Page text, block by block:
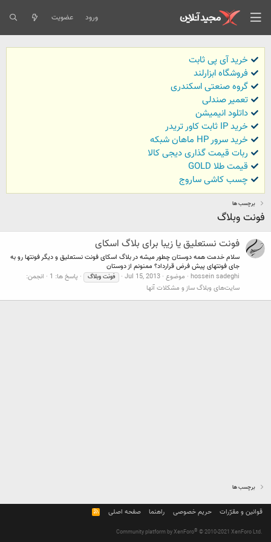
ورود عضویت
خرید آی پی ثابت
فروشگاه ابزارلند
گروه صنعتی اسکندری
تعمیر صندلی
داتلود انیمیشن
خرید IP ثابت کاور تریدر
خرید سرور HP ماهان شبکه
ربات قیمت گذاری دیجی کالا
قیمت طلا GOLD
چسب کاشی ساروج
برچسب ها
فونت وبلاگ
فونت نستعلیق یا زیبا برای بلاگ اسکای
سلام خدمت همه دوستان چطور میشه در بلاگ اسکای فونت نستعلیق و دیگر فونتها رو به
جای فونتهای پیش فرض قرارداد؟ ممنونم از دوستان
hossein sadeghi موضوع Jul 15, 2013 فونت وبلاگ پاسخ ها: 1
انجمن:
سایت‌های وبلاگ ساز و مشکلات آنها
برچسب ها
قوانین و مقرّرات حریم خصوصی راهنما صفحه اصلی
R
S
Community platform by XenForo® © 2010-2021 XenForo Ltd.